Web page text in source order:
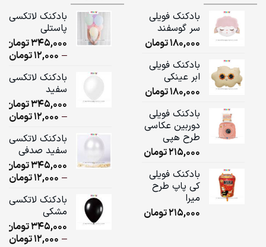
بادکنک فویلی
سر گوسفند
180,000تومان
بادکنک فویلی
ابر عینکی
180,000تومان
بادکنک فویلی
دوربین عکاسی
طرح هپی
215,000تومان
بادکنک فویلی
کی پاپ طرح
میرا
215,000تومان
بادکنک لاتکسی
پاستلی
345,000تومان
–
12,000تومان
بادکنک لاتکسی
سفید
345,000تومان
–
12,000تومان
بادکنک لاتکسی
سفید صدفی
345,000تومان
–
12,000تومان
بادکنک لاتکسی
مشکی
345,000تومان
–
12,000تومان